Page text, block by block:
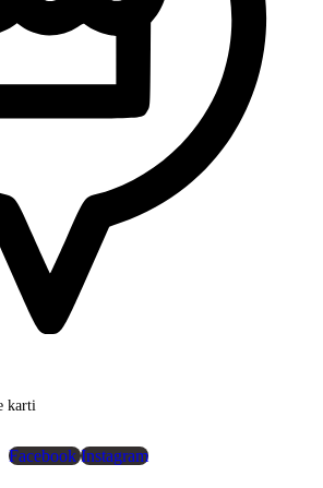
karti
Facebook Instagram